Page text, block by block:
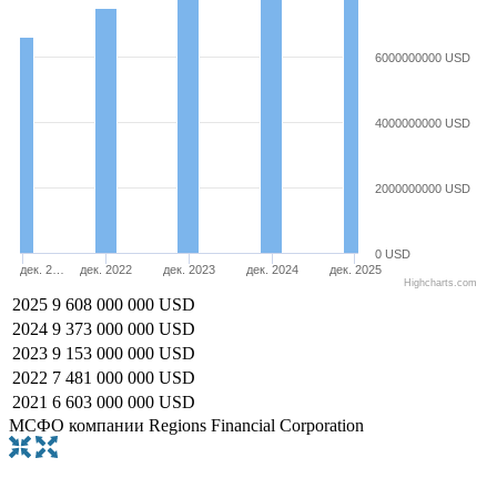
дек. 2… дек. 2022 дек. 2023 дек. 2024 дек. 2025
0 USD
2000000000 USD
4000000000 USD
6000000000 USD
Highcharts.com
2025 9 608 000 000 USD
2024 9 373 000 000 USD
2023 9 153 000 000 USD
2022 7 481 000 000 USD
2021 6 603 000 000 USD
МСФО компании Regions Financial Corporation